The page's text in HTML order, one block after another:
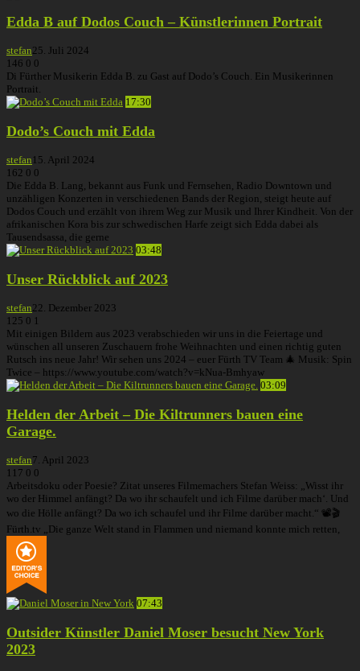
Edda B auf Dodos Couch – Künstlerinnen Portrait
stefan25. Juli 2024
146 0 0
Di Fürther Musikerin Edda B. zu Gast auf Dodo’s Couch. Ein Musikerinnen
Portrait.
17:30
Dodo’s Couch mit Edda
stefan 15. April 2024
162 0 0
Die Edda B. Lang, bekannt aus Funk und Fernsehen, Radio Downtown und
unzähligen Konzerten in verschiedenen Bands der Region, steigt heute auf
Dodos Couch und erzählt von ihrem Weg zur Musik und Ihrer Kindheit. Von der
afrikanischen Kora bis zur schwedischen Harfe zeigt sich Edda dabei als
Tausendsassa, die gerne
03:48
Unser Rückblick auf 2023
stefan22. Dezember 2023
125 0 1
Mit einigen Bildern aus 2023 verabschieden wir uns in die Feiertage und
wünschen all unseren Zuschauern frohe Weihnachten und einen richtig guten
Rutsch ins neue Jahr! Wir sehen uns 2024 – euer Fürth TV Team 🎄 Musik: Spin
Twice – https://www.youtube.com/watch?v=kNua-Bmhyaw
03:09
Helden der Arbeit – Die Kiltrunners bauen eine
Garage.
stefan7. April 2023
117 0 0
Arbeitsdoku oder Poesie? Zitat unseres Filmemachers Stefan Weiss: „Wisst ihr
wo der Himmel anfängt? Da wo ihr schaufelt und ich Filme darüber mach‘. Und
wo die Hölle anfängt? Da wo ich schaufel und ihr Filme darüber macht.“ 📽🎬
Fürth.tv „Die ganze Welt stand in Flammen und niemand konnte mich retten,
07:43
Outsider Künstler Daniel Moser besucht New York
2023